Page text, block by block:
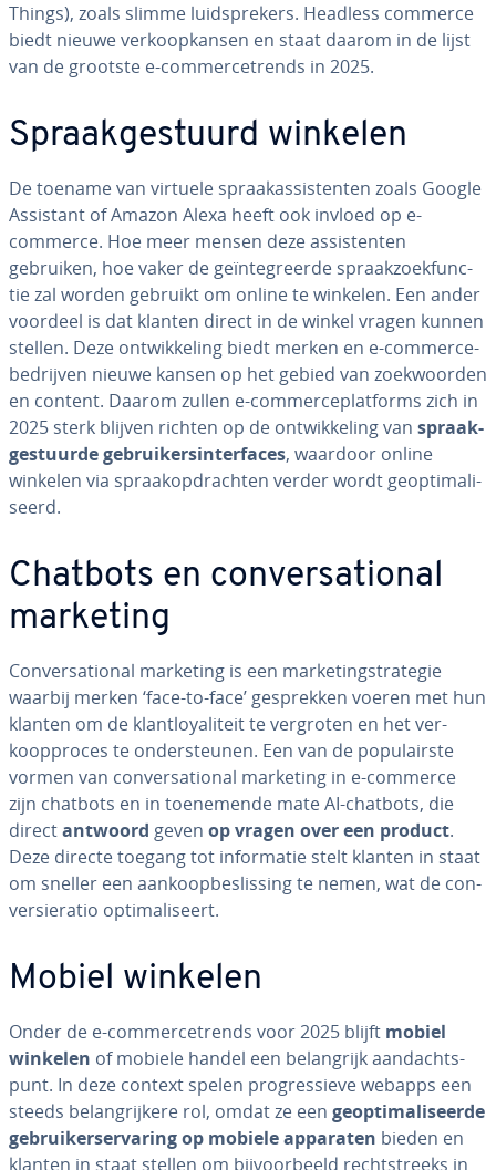
Things), zoals slimme luid­spre­kers. Headless commerce
biedt nieuwe ver­koop­kan­sen en staat daarom in de lijst
van de grootste e-com­mer­ce­trends in 2025.
Spraak­ge­stuurd winkelen
De toename van virtuele spraak­as­sis­ten­ten zoals Google
Assistant of Amazon Alexa heeft ook invloed op e-
commerce. Hoe meer mensen deze as­sis­ten­ten
gebruiken, hoe vaker de ge­ïn­te­greer­de spraak­zoek­func­
tie zal worden gebruikt om online te winkelen. Een ander
voordeel is dat klanten direct in de winkel vragen kunnen
stellen. Deze ont­wik­ke­ling biedt merken en e-com­mer­ce­
be­drij­ven nieuwe kansen op het gebied van zoek­woor­den
en content. Daarom zullen e-com­mer­ce­plat­forms zich in
2025 sterk blijven richten op de ont­wik­ke­ling van spraak­
ge­stuur­de ge­brui­kers­in­ter­fa­ces, waardoor online
winkelen via spraak­op­drach­ten verder wordt ge­op­ti­ma­li­
seerd.
Chatbots en con­ver­sa­ti­o­nal
marketing
Con­ver­sa­ti­o­nal marketing is een mar­ke­ting­stra­te­gie
waarbij merken ‘face-to-face’ ge­sprek­ken voeren met hun
klanten om de klant­loy­a­li­teit te vergroten en het ver­
koop­pro­ces te on­der­steu­nen. Een van de po­pu­lair­ste
vormen van con­ver­sa­ti­o­nal marketing in e-commerce
zijn chatbots en in toe­ne­men­de mate AI-chatbots, die
directantwoord geven op vragen over een product.
Deze directe toegang tot in­for­ma­tie stelt klanten in staat
om sneller een aan­koop­be­slis­sing te nemen, wat de con­
ver­siera­tio op­ti­ma­li­seert.
Mobiel winkelen
Onder de e-com­mer­ce­trends voor 2025 blijft mobiel
winkelen of mobiele handel een be­lang­rijk aan­dachts­
punt. In deze context spelen pro­gres­sie­ve webapps een
steeds be­lang­rij­ke­re rol, omdat ze een ge­op­ti­ma­li­seer­de
ge­brui­ker­s­er­va­ring op mobiele apparaten bieden en
klanten in staat stellen om bij­voor­beeld recht­streeks in